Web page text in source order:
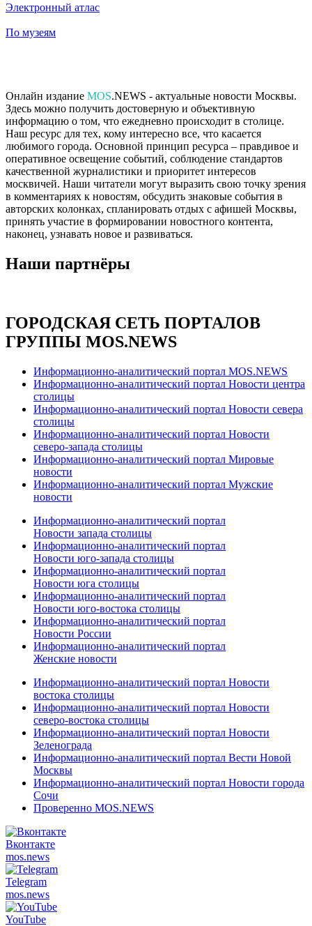
Электронный атлас
По музеям
Онлайн издание MOS.NEWS - актуальные новости Москвы.
Здесь можно получить достоверную и объективную
информацию о том, что ежедневно происходит в столице.
Наш ресурс для тех, кому интересно все, что касается
любимого города. Основной принцип ресурса – правдивое и
оперативное освещение событий, соблюдение стандартов
качественной журналистики и приоритет интересов
москвичей. Наши читатели могут выразить свою точку зрения
в комментариях к новостям, обсудить знаковые события в
авторских колонках, спланировать отдых с афишей Москвы,
принять участие в формировании новостного контента,
наконец, узнавать новое и развиваться.
Наши партнёры
ГОРОДСКАЯ СЕТЬ ПОРТАЛОВ
ГРУППЫ MOS.NEWS
Информационно-аналитический портал MOS.NEWS
Информационно-аналитический портал Новости центра
столицы
Информационно-аналитический портал Новости севера
столицы
Информационно-аналитический портал Новости
северо-запада столицы
Информационно-аналитический портал Мировые
новости
Информационно-аналитический портал Мужские
новости
Информационно-аналитический портал
Новости запада столицы
Информационно-аналитический портал
Новости юго-запада столицы
Информационно-аналитический портал
Новости юга столицы
Информационно-аналитический портал
Новости юго-востока столицы
Информационно-аналитический портал
Новости России
Информационно-аналитический портал
Женские новости
Информационно-аналитический портал Новости
востока столицы
Информационно-аналитический портал Новости
северо-востока столицы
Информационно-аналитический портал Новости
Зеленограда
Информационно-аналитический портал Вести Новой
Москвы
Информационно-аналитический портал Новости города
Сочи
Проверенно MOS.NEWS
Вконтакте
mos.news
Telegram
mos.news
YouTube